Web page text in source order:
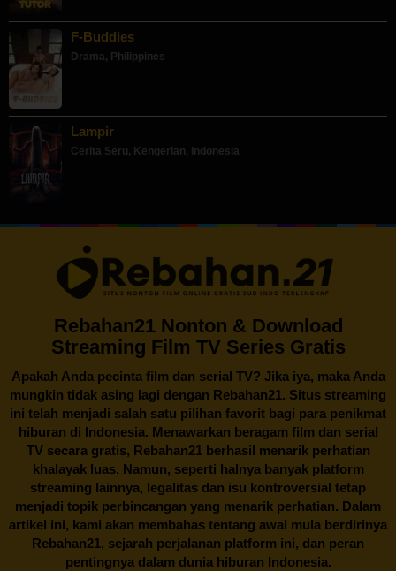
F-Buddies
Drama, Philippines
Lampir
Cerita Seru, Kengerian, Indonesia
Rebahan21 Nonton & Download
Streaming Film TV Series Gratis
Apakah Anda pecinta film dan serial TV? Jika iya, maka Anda
mungkin tidak asing lagi dengan Rebahan21. Situs streaming
ini telah menjadi salah satu pilihan favorit bagi para penikmat
hiburan di Indonesia. Menawarkan beragam film dan serial
TV secara gratis, Rebahan21berhasil menarik perhatian
khalayak luas. Namun, seperti halnya banyak platform
streaming lainnya, legalitas dan isu kontroversial tetap
menjadi topik perbincangan yang menarik perhatian. Dalam
artikel ini, kami akan membahas tentang awal mula berdirinya
Rebahan21, sejarah perjalanan platform ini, dan peran
pentingnya dalam dunia hiburan Indonesia.